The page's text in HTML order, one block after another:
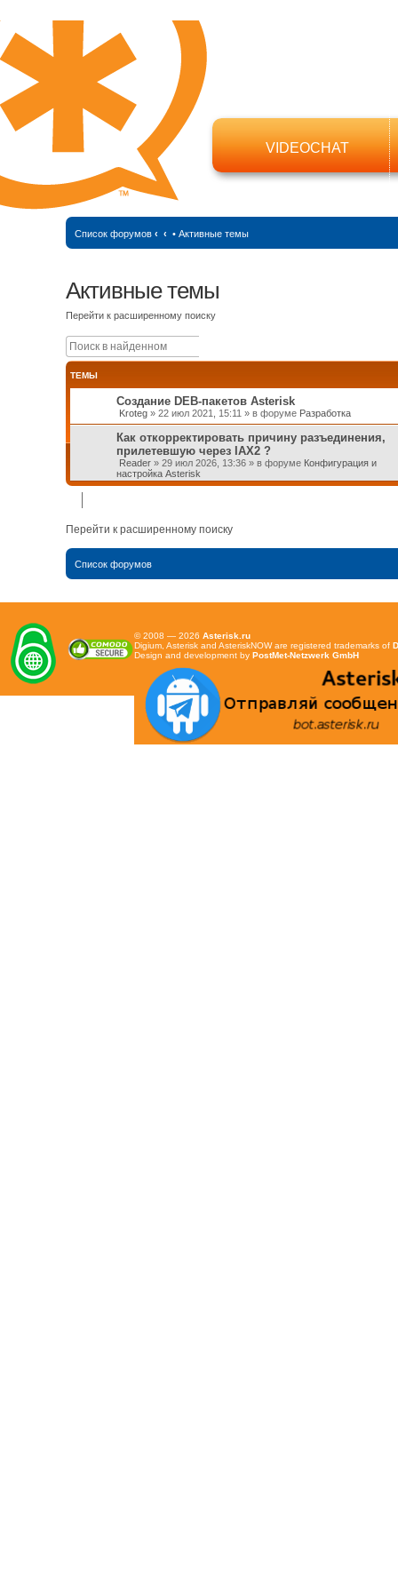
VIDEOCHAT
Список форумов ‹ ‹ • Активные темы
Активные темы
Перейти к расширенному поиску
ТЕМЫ
Создание DEB-пакетов Asterisk
Kroteg» 22 июл 2021, 15:11» в форуме Разработка
Как откорректировать причину разъединения,
прилетевшую через IAX2 ?
Reader» 29 июл 2026, 13:36» в форуме Конфигурация и
настройка Asterisk
Перейти к расширенному поиску
Список форумов
© 2008 — 2026 Asterisk.ru
Digium, Asterisk and AsteriskNOW are registered trademarks of
Design and development by PostMet-Netzwerk GmbH